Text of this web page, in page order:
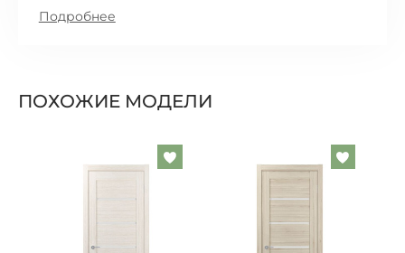
Подробнее
ПОХОЖИЕ МОДЕЛИ
Добавить
в
в